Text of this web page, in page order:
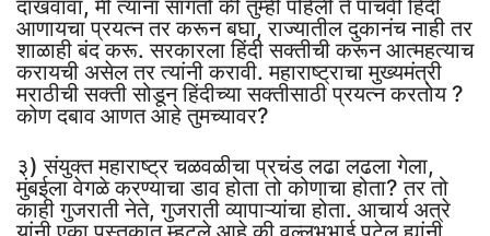
दाखवावा, मी त्यांना सांगतो की तुम्ही पहिली ते पाचवी हिंदी
आणायचा प्रयत्न तर करून बघा, राज्यातील दुकानंच नाही तर
शाळाही बंद करू. सरकारला हिंदी सक्तीची करून आत्महत्याच
करायची असेल तर त्यांनी करावी. महाराष्ट्राचा मुख्यमंत्री
मराठीची सक्ती सोडून हिंदीच्या सक्तीसाठी प्रयत्न करतोय ?
कोण दबाव आणत आहे तुमच्यावर?
३) संयुक्त महाराष्ट्र चळवळीचा प्रचंड लढा लढला गेला,
मुंबईला वेगळे करण्याचा डाव होता तो कोणाचा होता? तर तो
काही गुजराती नेते, गुजराती व्यापाऱ्यांचा होता. आचार्य अत्रे